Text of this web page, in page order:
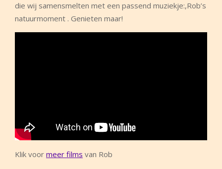
die wij samensmelten met een passend muziekje:,Rob’s
natuurmoment . Genieten maar!
Klik voor meer films van Rob